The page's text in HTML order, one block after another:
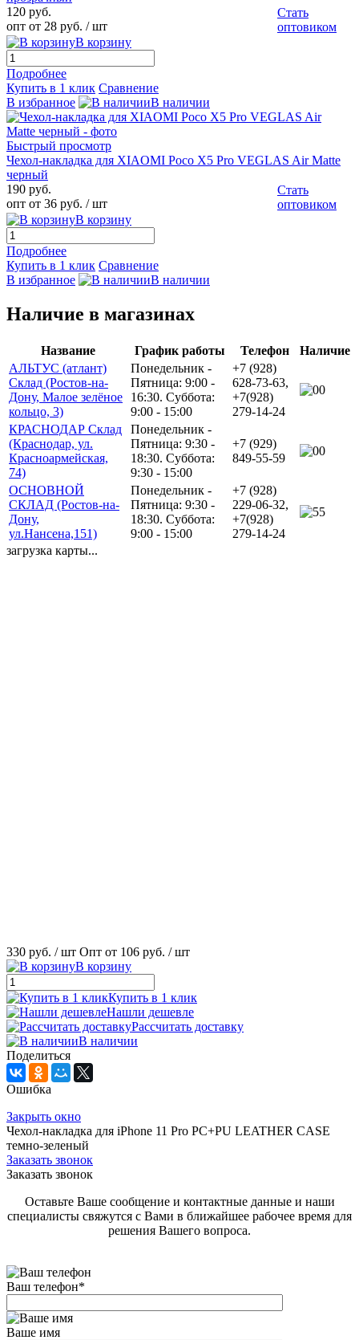
120 руб.
опт от 28 руб. / шт
Стать
оптовиком
В корзину
Подробнее
Купить в 1 клик Сравнение
В избранное
В наличии
Быстрый просмотр
Чехол-накладка для XIAOMI Poco X5 Pro VEGLAS Air Matte
черный
190 руб.
опт от 36 руб. / шт
Стать
оптовиком
В корзину
Подробнее
Купить в 1 клик Сравнение
В избранное
В наличии
Наличие в магазинах
Название График работы Телефон
Наличие
АЛЬТУС (атлант)
Склад (Ростов-на-
Дону, Малое зелёное
кольцо, 3)
Понедельник -
Пятница: 9:00 -
16:30. Суббота:
9:00 - 15:00
+7 (928)
628-73-63,
+7(928)
279-14-24
0
КРАСНОДАР Склад
(Краснодар, ул.
Красноармейская,
74)
Понедельник -
Пятница: 9:30 -
18:30. Суббота:
9:30 - 15:00
+7 (929)
849-55-59
0
ОСНОВНОЙ
СКЛАД (Ростов-на-
Дону,
ул.Нансена,151)
Понедельник -
Пятница: 9:30 -
18:30. Суббота:
9:00 - 15:00
+7 (928)
229-06-32,
+7(928)
279-14-24
5
загрузка карты...
330 руб. / шт Опт от 106 руб. / шт
В корзину
Купить в 1 клик
Нашли дешевле
Рассчитать доставку
В наличии
Поделиться
Ошибка
Закрыть окно
Чехол-накладка для iPhone 11 Pro PC+PU LEATHER CASE
темно-зеленый
Заказать звонок
Заказать звонок
Оставьте Ваше сообщение и контактные данные и наши
специалисты свяжутся с Вами в ближайшее рабочее время для
решения Вашего вопроса.
Ваш телефон*
Ваше имя